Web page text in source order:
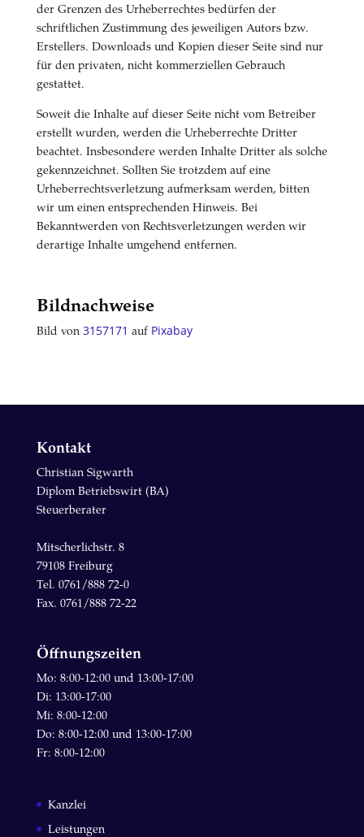
der Grenzen des Urheberrechtes bedürfen der
schriftlichen Zustimmung des jeweiligen Autors bzw.
Erstellers. Downloads und Kopien dieser Seite sind nur
für den privaten, nicht kommerziellen Gebrauch
gestattet.
Soweit die Inhalte auf dieser Seite nicht vom Betreiber
erstellt wurden, werden die Urheberrechte Dritter
beachtet. Insbesondere werden Inhalte Dritter als solche
gekennzeichnet. Sollten Sie trotzdem auf eine
Urheberrechtsverletzung aufmerksam werden, bitten
wir um einen entsprechenden Hinweis. Bei
Bekanntwerden von Rechtsverletzungen werden wir
derartige Inhalte umgehend entfernen.
Bildnachweise
Bild von 3157171 auf Pixabay
Kontakt
Christian Sigwarth
Diplom Betriebswirt (BA)
Steuerberater
Mitscherlichstr. 8
79108 Freiburg
Tel. 0761/888 72-0
Fax. 0761/888 72-22
Öffnungszeiten
Mo: 8:00-12:00 und 13:00-17:00
Di: 13:00-17:00
Mi: 8:00-12:00
Do: 8:00-12:00 und 13:00-17:00
Fr: 8:00-12:00
Kanzlei
Leistungen